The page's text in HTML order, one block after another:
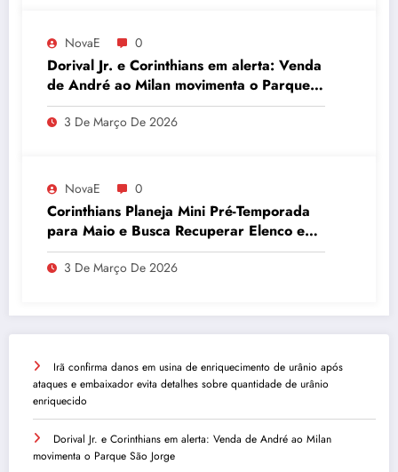
NovaE 0
Dorival Jr. e Corinthians em alerta: Venda
de André ao Milan movimenta o Parque
São Jorge
3 De Março De 2026
NovaE 0
Corinthians Planeja Mini Pré-Temporada
para Maio e Busca Recuperar Elenco e
Desempenho
3 De Março De 2026
Irã confirma danos em usina de enriquecimento de urânio após
ataques e embaixador evita detalhes sobre quantidade de urânio
enriquecido
Dorival Jr. e Corinthians em alerta: Venda de André ao Milan
movimenta o Parque São Jorge